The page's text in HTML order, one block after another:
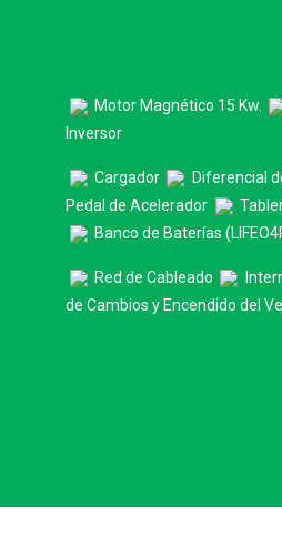
Motor Magnético 15 Kw.
Inversor
Cargador
Diferencial
Pedal de Acelerador
Banco de Baterías
Red de Cableado
de Cambios y Encendido del